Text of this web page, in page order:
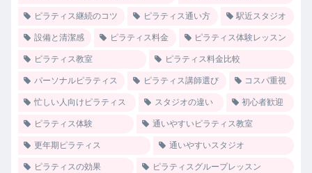
ピラティス継続のコツ ピラティス通い方 駅近スタジオ
設備と清潔感 ピラティス料金 ピラティス体験レッスン
ピラティス教室 ピラティス料金比較
パーソナルピラティス ピラティス講師選び コスパ重視
忙しい人向けピラティス スタジオの違い 初心者歓迎
ピラティス体験 通いやすいピラティス教室
更年期ピラティス 通いやすいスタジオ
ピラティスの効果 ピラティスグループレッスン